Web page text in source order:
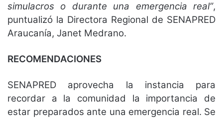
simulacros o durante una emergencia real”,
puntualizó la Directora Regional de SENAPRED
Araucanía, Janet Medrano.
RECOMENDACIONES
SENAPRED aprovecha la instancia para
recordar a la comunidad la importancia de
estar preparados ante una emergencia real. Se